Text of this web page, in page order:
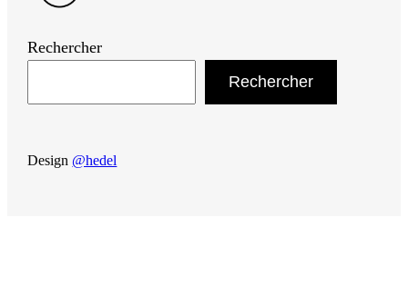
Rechercher
Rechercher
Design @hedel